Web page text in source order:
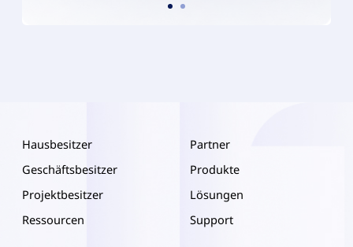
Hausbesitzer
Geschäftsbesitzer
Projektbesitzer
Ressourcen
Partner
Produkte
Lösungen
Support